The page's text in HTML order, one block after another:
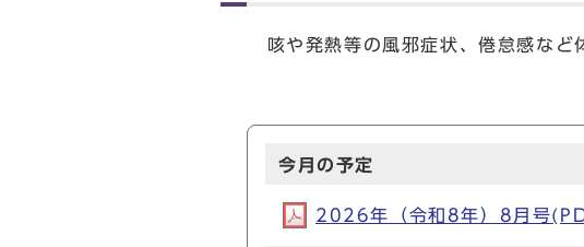
咳や発熱等の風邪症状、倦怠感など
今月の予定
2026年（令和8年）8月号